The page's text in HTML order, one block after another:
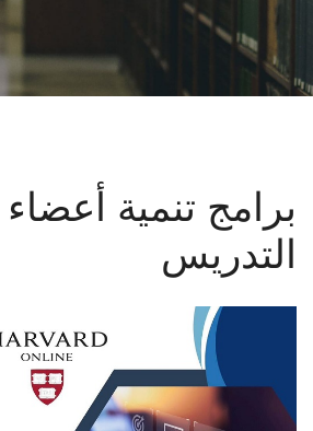
برامج تنمية أعضاء
التدريس